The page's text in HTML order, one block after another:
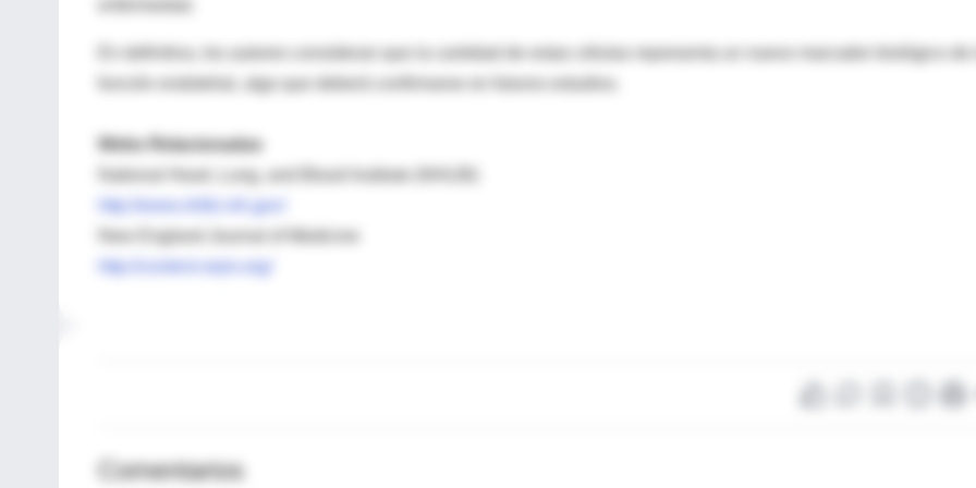
En definitiva, los autores consideran que la cantidad de estas células representa un nuevo marcador biológico de
función endotelial, algo que deberá confirmarse en futuros estudios.
Webs Relacionadas
National Heart, Lung, and Blood Institute (NHLBI)
http://www.nhlbi.nih.gov/
New England Journal of Medicine
Comentarios